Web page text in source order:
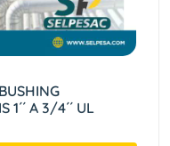
1´´ A 3/4´´ UL